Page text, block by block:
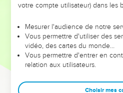
leur foi ou leur vision. Mais on voit
et les saisons difficiles qu'ils ont
sont elles qui les
Dans cette conférence, leaders,
clés pour avancer avec plus de
votre compte utilisateur) dans les
Mesurer l'audience de notre
Vous permettre d'utiliser des
vidéo, des cartes du monde…
Vous permettre d'entrer en
relation aux utilisateurs.
Choisir mes